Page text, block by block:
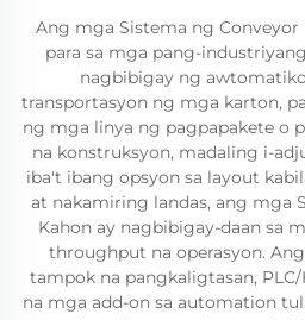
Ang mga Sistema ng Conveyor
para sa mga pang-
nagbibigay ng
transportasyon ng mga karton,
ng mga linya ng pagpapakete o
na konstruksyon, madaling i-
iba't ibang opsyon sa layout
at nakamiring landas, ang mga
Kahon ay nagbibigay-daan sa
throughput na operasyon.
tampok na pangkaligtasan,
na mga add-on sa automation